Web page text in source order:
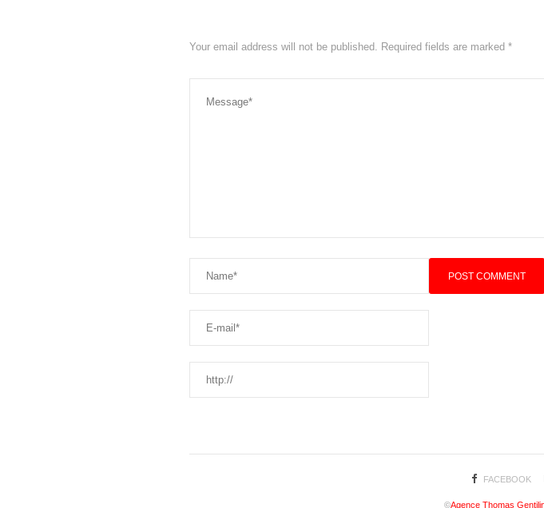
Your email address will not be published. Required fields are marked *
FACEBOOK
©Agence Thomas